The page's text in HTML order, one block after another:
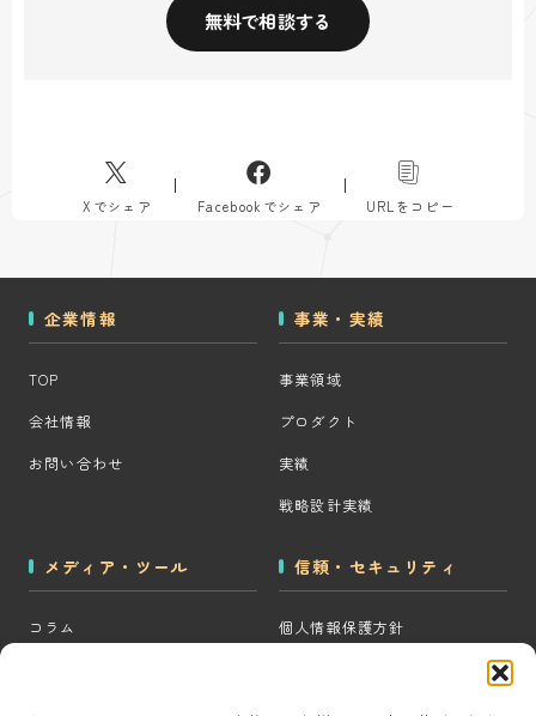
無料で相談する
Xでシェア Facebookでシェア URLをコピー
企業情報
TOP
会社情報
お問い合わせ
事業・実績
事業領域
プロダクト
実績
戦略設計実績
メディア・ツール
コラム
CRM・MAツール選定診断
信頼・セキュリティ
個人情報保護方針
コンテンツ制作方針